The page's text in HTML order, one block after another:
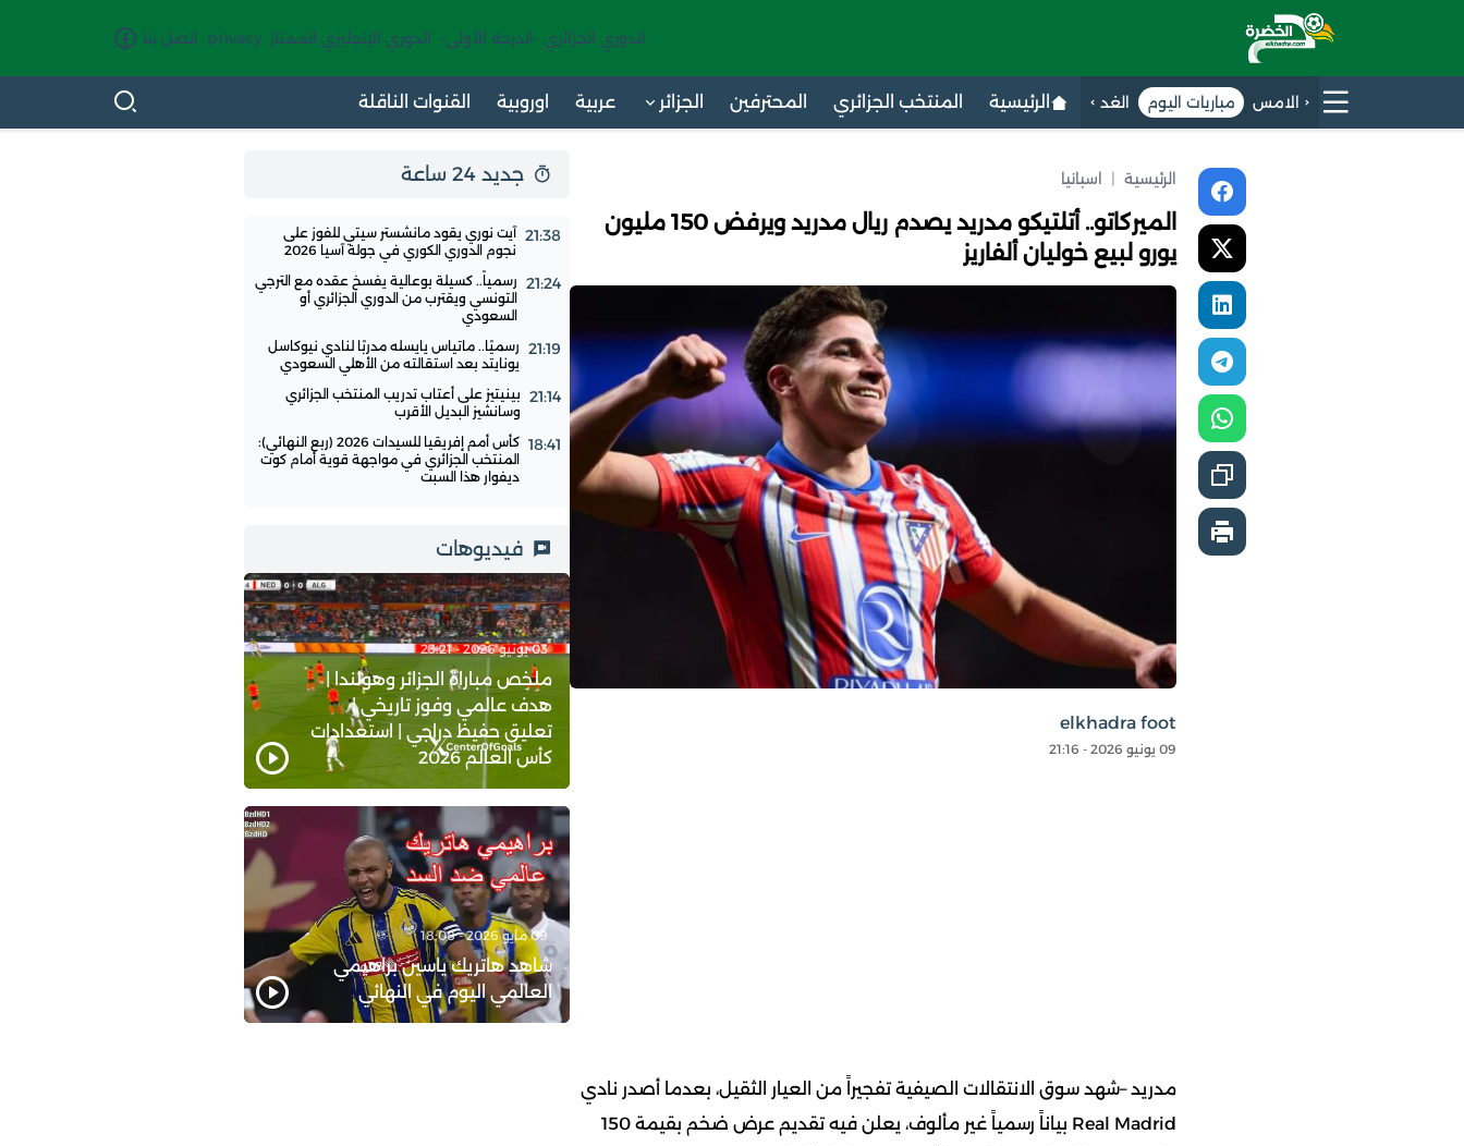
الدوري الجزائري -الدرجة الأولى- الدوري الإنجليزي الممتاز privacy اتصل بنا
الامس مباريات اليوم الغد الرئيسية المنتخب الجزائري المحترفين الجزائر عربية اوروبية القنوات الناقلة
الرئيسية | اسبانيا
الميركاتو.. أتلتيكو مدريد يصدم ريال مدريد ويرفض 150 مليون
يورو لبيع خوليان ألفاريز
elkhadra foot
09 يونيو 2026 - 21:16
مدريد –شهد سوق الانتقالات الصيفية تفجيراً من العيار الثقيل، بعدما أصدر نادي
Real Madrid بياناً رسمياً غير مألوف، يعلن فيه تقديم عرض ضخم بقيمة 150
جديد 24 ساعة
21:38 آيت نوري يقود مانشستر سيتي للفوز على
نجوم الدوري الكوري في جولة آسيا 2026
21:24 رسمياً.. كسيلة بوعالية يفسخ عقده مع الترجي
التونسي ويقترب من الدوري الجزائري أو
السعودي
21:19 رسميًا.. ماتياس يايسله مدربًا لنادي نيوكاسل
يونايتد بعد استقالته من الأهلي السعودي
21:14 بينيتيز على أعتاب تدريب المنتخب الجزائري
وسانشيز البديل الأقرب
18:41
كأس أمم إفريقيا للسيدات 2026 (ربع النهائي):
المنتخب الجزائري في مواجهة قوية أمام كوت
ديفوار هذا السبت
فيديوهات
03 يونيو 2026 - 23:21
ملخص مباراة الجزائر وهولندا |
هدف عالمي وفوز تاريخي |
تعليق حفيظ دراجي | استعدادات
كأس العالم 2026
09 مايو 2026 - 18:08
شاهد هاتريك ياسين براهيمي
العالمي اليوم في النهائي